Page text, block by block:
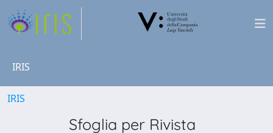
IRIS
IRIS
Sfoglia per Rivista